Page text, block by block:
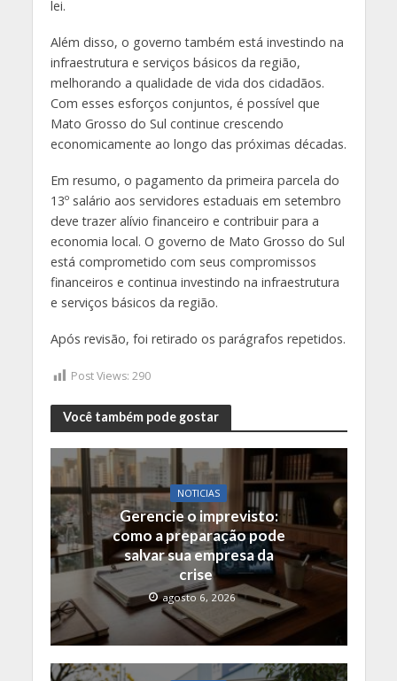
lei.
Além disso, o governo também está investindo na
infraestrutura e serviços básicos da região,
melhorando a qualidade de vida dos cidadãos.
Com esses esforços conjuntos, é possível que
Mato Grosso do Sul continue crescendo
economicamente ao longo das próximas décadas.
Em resumo, o pagamento da primeira parcela do
13º salário aos servidores estaduais em setembro
deve trazer alívio financeiro e contribuir para a
economia local. O governo de Mato Grosso do Sul
está comprometido com seus compromissos
financeiros e continua investindo na infraestrutura
e serviços básicos da região.
Após revisão, foi retirado os parágrafos repetidos.
Post Views: 290
Você também pode gostar
NOTICIAS
Gerencie o imprevisto:
como a preparação pode
salvar sua empresa da
crise
agosto 6, 2026